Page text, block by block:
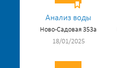
Анализ воды
Ново-Садовая 353а
18/01/2025